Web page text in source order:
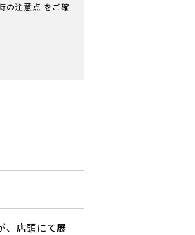
の注意点 をご確
、店頭にて展